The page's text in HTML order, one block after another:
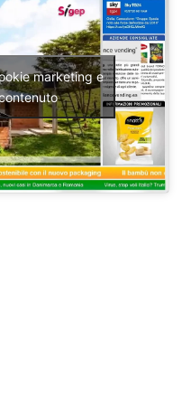
marketing e